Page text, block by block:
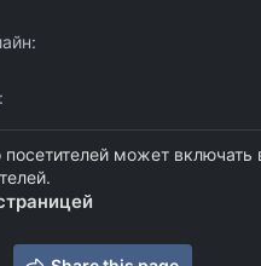
может включать